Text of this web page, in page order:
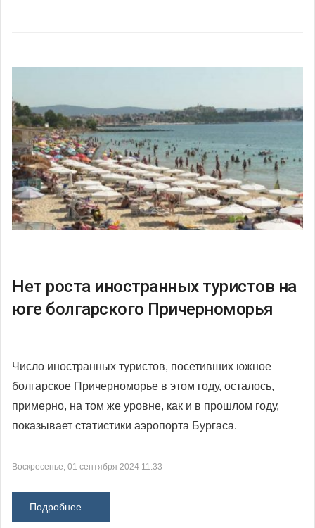
Нет роста иностранных туристов на
юге болгарского Причерноморья
Число иностранных туристов, посетивших южное
болгарское Причерноморье в этом году, осталось,
примерно, на том же уровне, как и в прошлом году,
показывает статистики аэропорта Бургаса.
Воскресенье, 01 сентября 2024 11:33
Подробнее ...